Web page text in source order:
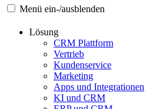
Menü ein-/ausblenden
Lösung
CRM Plattform
Vertrieb
Kundenservice
Marketing
Apps und Integrationen
KI und CRM